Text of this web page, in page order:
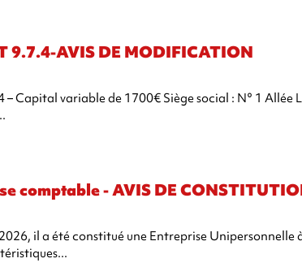
9.7.4-AVIS DE MODIFICATION
– Capital variable de 1700€ Siège social : N° 1 Allée
comptable - AVIS DE
il a été constitué une Entreprise Unipersonnelle